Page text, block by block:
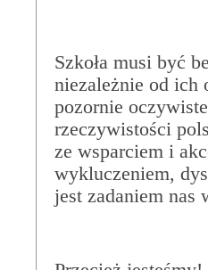
Szkoła musi być
niezależnie od ich
pozornie
rzeczywistości
ze wsparciem i
wykluczeniem,
jest zadaniem nas